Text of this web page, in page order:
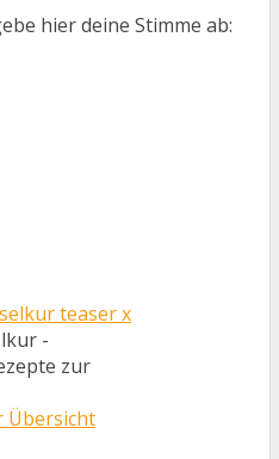
hier deine Stimme ab:
-
zur